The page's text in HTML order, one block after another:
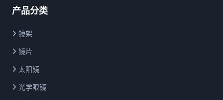
产品分类
镜架
镜片
太阳镜
光学眼镜